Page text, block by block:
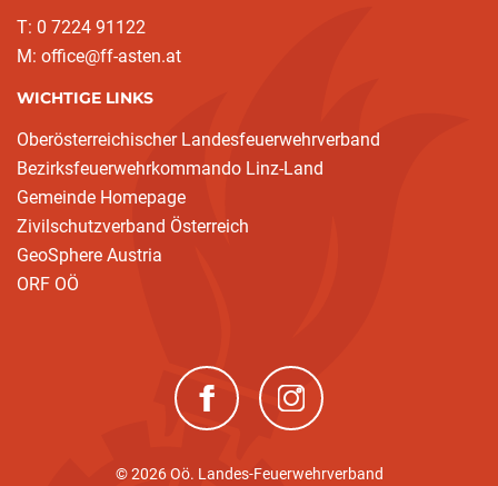
T: 0 7224 91122
M: office@ff-asten.at
WICHTIGE LINKS
Oberösterreichischer Landesfeuerwehrverband
Bezirksfeuerwehrkommando Linz-Land
Gemeinde Homepage
Zivilschutzverband Österreich
GeoSphere Austria
ORF OÖ
(neues Fenster)(neues Fenster)
© 2026 Oö. Landes-Feuerwehrverband